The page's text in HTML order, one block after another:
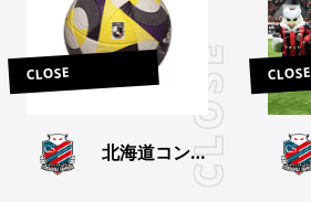
CLOSE
北海道コンサ
ドーレ札幌
CLOSE